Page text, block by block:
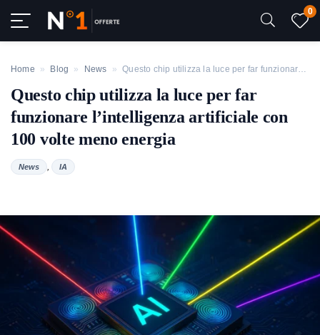
0
Home » Blog » News » Questo chip utilizza la luce per far funzionare l’intelligenza artificiale con 100 volte meno energia
Questo chip utilizza la luce per far
funzionare l’intelligenza artificiale con
100 volte meno energia
News , IA